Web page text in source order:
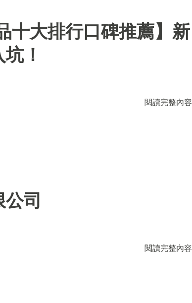
十大排行口碑推薦】新
！
閱讀完整內容
司
閱讀完整內容